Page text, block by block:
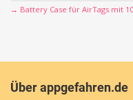
→ Battery Case für AirTags mit
Über appgefahren.de